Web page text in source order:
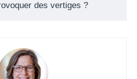
des vertiges ?